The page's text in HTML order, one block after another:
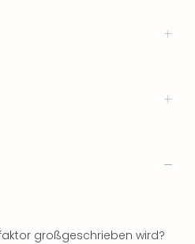
großgeschrieben wird?